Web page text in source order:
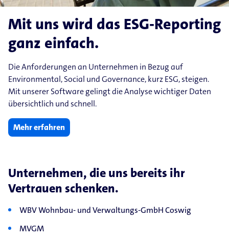
Mit uns wird das ESG-Reporting
ganz einfach.
Die Anforderungen an Unternehmen in Bezug auf
Environmental, Social und Governance, kurz ESG, steigen.
Mit unserer Software gelingt die Analyse wichtiger Daten
übersichtlich und schnell.
Mehr erfahren
Unternehmen, die uns bereits ihr
Vertrauen schenken.
WBV Wohnbau- und Verwaltungs-GmbH Coswig
MVGM